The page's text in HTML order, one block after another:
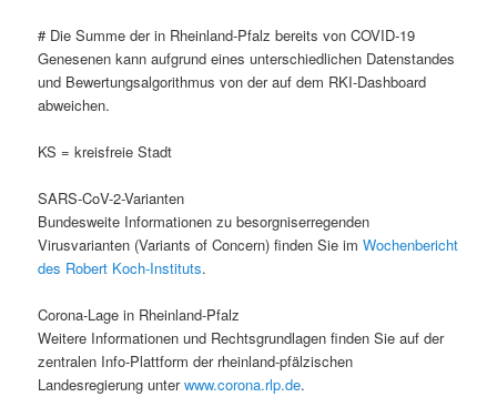
# Die Summe der in Rheinland-Pfalz bereits von COVID-19
Genesenen kann aufgrund eines unterschiedlichen Datenstandes
und Bewertungsalgorithmus von der auf dem RKI-Dashboard
abweichen.
KS = kreisfreie Stadt
SARS-CoV-2-Varianten
Bundesweite Informationen zu besorgniserregenden
Virusvarianten (Variants of Concern) finden Sie imWochenbericht
des Robert Koch-Instituts.
Corona-Lage in Rheinland-Pfalz
Weitere Informationen und Rechtsgrundlagen finden Sie auf der
zentralen Info-Plattform der rheinland-pfälzischen
Landesregierung unterwww.corona.rlp.de.